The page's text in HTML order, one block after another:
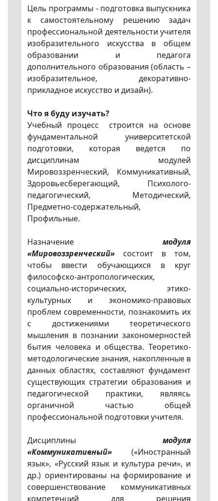
Цель программы - подготовка выпускника
к самостоятельному решению задач
профессиональной деятельности учителя
изобразительного искусства в общем
образовании и педагога
дополнительного образования (область –
изобразительное, декоративно-
прикладное искусство и дизайн).
Что я буду изучать?
Учебный процесс строится на основе
фундаментальной университетской
подготовки, которая ведется по
дисциплинам модулей
Мировоззренческий, Коммуникативный,
Здоровьесберегающий, Психолого-
педагогический, Методический,
Предметно-содержательный,
Профильные.
Назначение модуля
«Мировоззренческий» состоит в том,
чтобы ввести обучающихся в круг
философско-антропологических,
социально-исторических, этико-
культурных и экономико-правовых
проблем современности, познакомить их
с достижениями теоретического
мышления в познании закономерностей
бытия человека и общества. Теоретико-
методологические знания, накопленные в
данных областях, составляют фундамент
существующих стратегии образования и
педагогической практики, являясь
органичной частью общей
профессиональной подготовки учителя.
Дисциплины модуля
«Коммуникативный» («Иностранный
язык», «Русский язык и культура речи», и
др.) ориентированы на формирование и
совершенствование коммуникативных
компетенций для решения